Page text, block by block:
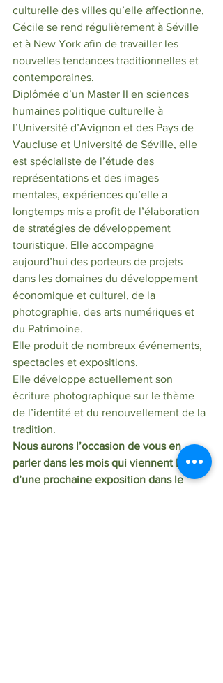
culturelle des villes qu’elle affectionne,
Cécile se rend régulièrement à Séville
et à New York afin de travailler les
nouvelles tendances traditionnelles et
contemporaines.
Diplômée d’un Master II en sciences
humaines politique culturelle à
l’Université d’Avignon et des Pays de
Vaucluse et Université de Séville, elle
est spécialiste de l’étude des
représentations et des images
mentales, expériences qu’elle a
longtemps mis a profit de l’élaboration
de stratégies de développement
touristique. Elle accompagne
aujourd’hui des porteurs de projets
dans les domaines du développement
économique et culturel, de la
photographie, des arts numériques et
du Patrimoine.
Elle produit de nombreux événements,
spectacles et expositions.
Elle développe actuellement son
écriture photographique sur le thème
de l’identité et du renouvellement de la
tradition.
Nous aurons l’occasion de vous en
parler dans les mois qui viennent lors
d’une prochaine exposition dans le